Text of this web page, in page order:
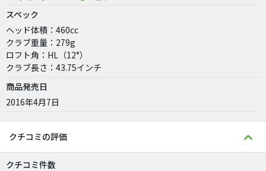
スペック
ヘッド体積：460cc
クラブ重量：279g
ロフト角：HL（12°）
クラブ長さ：43.75インチ
商品発売日
2016年4月7日
クチコミの評価
クチコミ件数